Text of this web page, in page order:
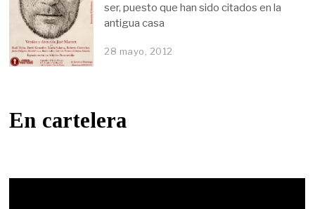
ser, puesto que han sido citados en la
antigua casa
28 mayo, 2012
En cartelera